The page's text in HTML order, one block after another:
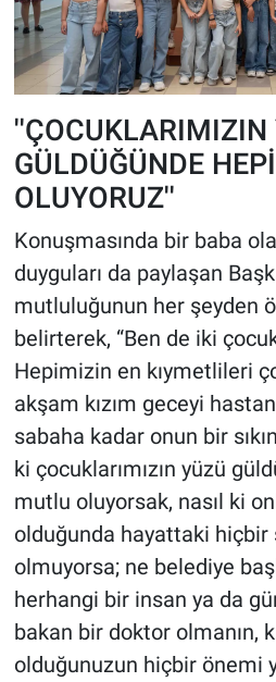
''ÇOCUKLARIMIZIN
GÜLDÜĞÜNDE
OLUYORUZ''
Konuşmasında bir baba
duyguları da paylaşan
mutluluğunun her şeyden
belirterek, “Ben de iki
Hepimizin en kıymetlileri
akşam kızım geceyi
sabaha kadar onun bir
ki çocuklarımızın yüzü
mutlu oluyorsak, nasıl ki
olduğunda hayattaki hiçbir
olmuyorsa; ne belediye
herhangi bir insan ya da
bakan bir doktor olmanın,
olduğunuzun hiçbir önemi